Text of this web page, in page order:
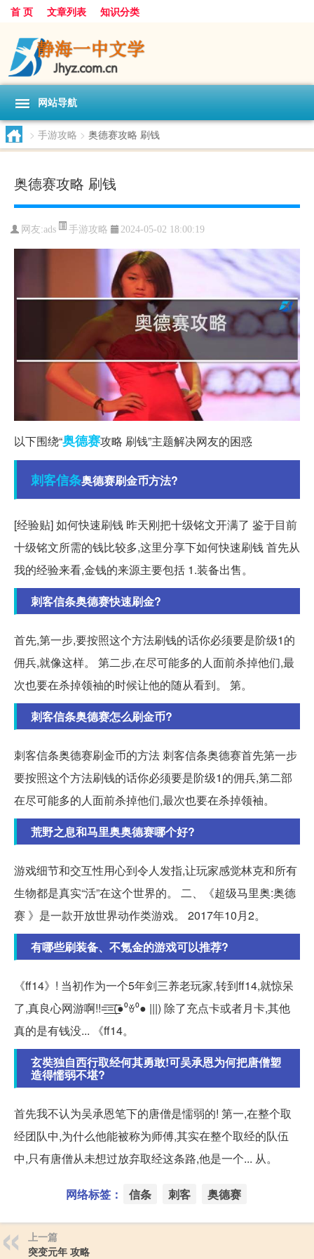
首 页 文章列表 知识分类
网站导航
> 手游攻略 > 奥德赛攻略 刷钱
奥德赛攻略 刷钱
网友:ads 手游攻略 2024-05-02 18:00:19
以下围绕“奥德赛攻略 刷钱”主题解决网友的困惑
刺客信条奥德赛刷金币方法?
[经验贴] 如何快速刷钱 昨天刚把十级铭文开满了 鉴于目前
十级铭文所需的钱比较多,这里分享下如何快速刷钱 首先从
我的经验来看,金钱的来源主要包括 1.装备出售。
刺客信条奥德赛快速刷金?
首先,第一步,要按照这个方法刷钱的话你必须要是阶级1的
佣兵,就像这样。 第二步,在尽可能多的人面前杀掉他们,最
次也要在杀掉领袖的时候让他的随从看到。 第。
刺客信条奥德赛怎么刷金币?
刺客信条奥德赛刷金币的方法 刺客信条奥德赛首先第一步
要按照这个方法刷钱的话你必须要是阶级1的佣兵,第二部
在尽可能多的人面前杀掉他们,最次也要在杀掉领袖。
荒野之息和马里奥奥德赛哪个好?
游戏细节和交互性用心到令人发指,让玩家感觉林克和所有
生物都是真实“活”在这个世界的。 二、《超级马里奥:奥德
赛 》是一款开放世界动作类游戏。 2017年10月2。
有哪些刷装备、不氪金的游戏可以推荐?
《ff14》! 当初作为一个5年剑三养老玩家,转到ff14,就惊呆
了,真良心网游啊!!=͟͟͞͞=͟͟͞͞(●⁰ꈊ⁰● |||) 除了充点卡或者月卡,其他
真的是有钱没... 《ff14。
玄奘独自西行取经何其勇敢!可吴承恩为何把唐僧塑
造得懦弱不堪?
首先我不认为吴承恩笔下的唐僧是懦弱的! 第一,在整个取
经团队中,为什么他能被称为师傅,其实在整个取经的队伍
中,只有唐僧从未想过放弃取经这条路,他是一个... 从。
网络标签： 信条 刺客 奥德赛
上一篇
突变元年 攻略